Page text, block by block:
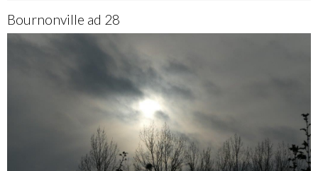
Bournonville ad 28